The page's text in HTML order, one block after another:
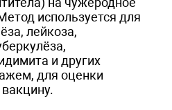
используется для
лейкоза,
и других
для оценки